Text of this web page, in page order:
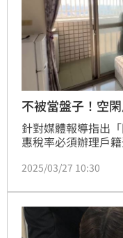
不被當盤子！空
針對媒體報導指出
惠稅率必須辦理戶
性。113年7月1日即
調整，對多屋族未
稅率範圍自2%至
2025/03/27 10:30